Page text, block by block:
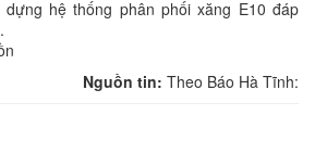
hệ thống phân phối xăng E10 đáp
Nguồn tin: Theo Báo Hà Tĩnh: